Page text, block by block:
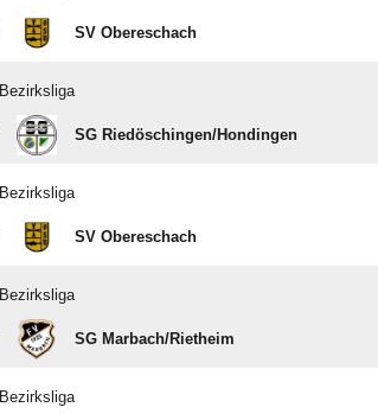
SV Obereschach
Bezirksliga
SG Riedöschingen/​Hondingen
Bezirksliga
SV Obereschach
Bezirksliga
SG Marbach/​Rietheim
Bezirksliga